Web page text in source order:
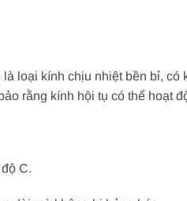
loại kính chịu nhiệt bền bỉ,
rằng kính hội tụ có thể hoạt
C.